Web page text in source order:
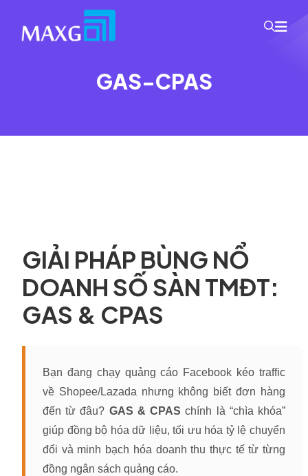
GAS-CPAS
GIẢI PHÁP BÙNG NỔ
DOANH SỐ SÀN TMĐT:
GAS & CPAS
Bạn đang chạy quảng cáo Facebook kéo traffic
về Shopee/Lazada nhưng không biết đơn hàng
đến từ đâu? GAS & CPAS chính là “chìa khóa”
giúp đồng bộ hóa dữ liệu, tối ưu hóa tỷ lệ chuyển
đổi và minh bạch hóa doanh thu thực tế từ từng
đồng ngân sách quảng cáo.